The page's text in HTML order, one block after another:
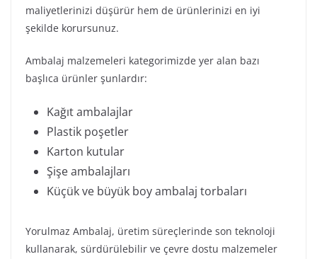
maliyetlerinizi düşürür hem de ürünlerinizi en iyi
şekilde korursunuz.
Ambalaj malzemeleri kategorimizde yer alan bazı
başlıca ürünler şunlardır:
Kağıt ambalajlar
Plastik poşetler
Karton kutular
Şişe ambalajları
Küçük ve büyük boy ambalaj torbaları
Yorulmaz Ambalaj, üretim süreçlerinde son teknoloji
kullanarak, sürdürülebilir ve çevre dostu malzemeler